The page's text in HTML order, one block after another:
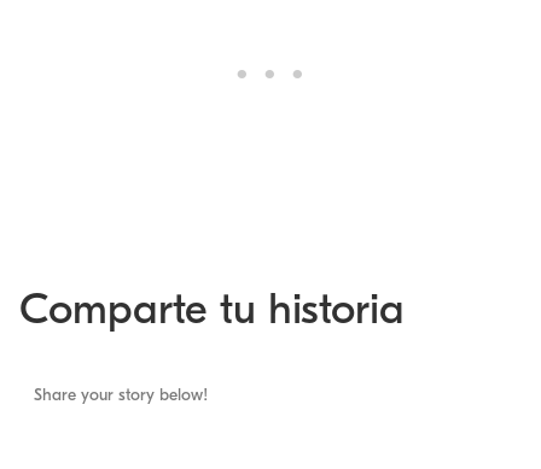
Comparte tu historia
Share your story below!